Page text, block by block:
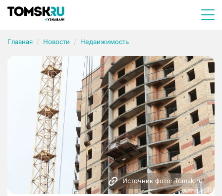
Главная Новости Недвижимость
Источник фото: Tomsk.ru